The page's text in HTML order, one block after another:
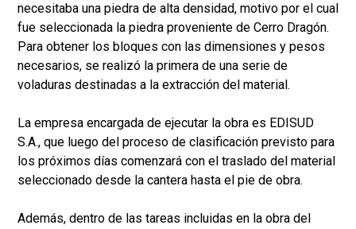
necesitaba una piedra de alta densidad, motivo por el cual
fue seleccionada la piedra proveniente de Cerro Dragón.
Para obtener los bloques con las dimensiones y pesos
necesarios, se realizó la primera de una serie de
voladuras destinadas a la extracción del material.
La empresa encargada de ejecutar la obra es EDISUD
S.A., que luego del proceso de clasificación previsto para
los próximos días comenzará con el traslado del material
seleccionado desde la cantera hasta el pie de obra.
Además, dentro de las tareas incluidas en la obra del